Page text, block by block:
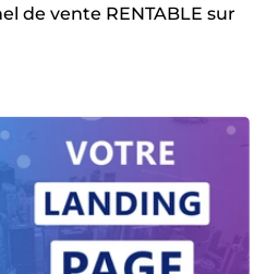
de vente RENTABLE sur